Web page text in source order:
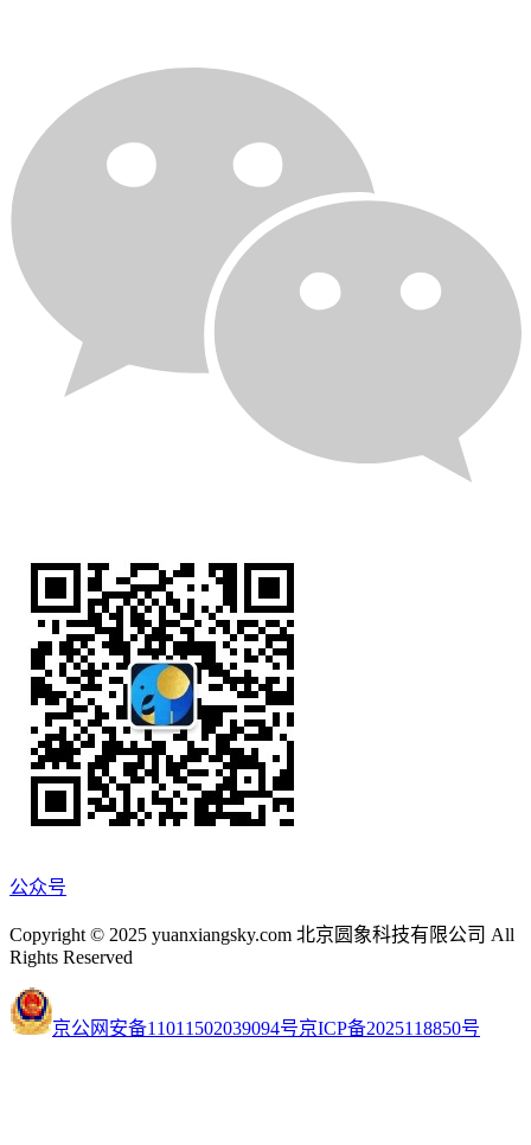
公众号
Copyright © 2025 yuanxiangsky.com 北京圆象科技有限公司 All
Rights Reserved
京公网安备11011502039094号京ICP备2025118850号